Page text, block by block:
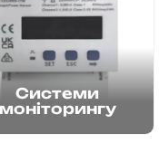
Системи
моніторингу